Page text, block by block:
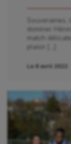
dominer
match
plaisir […]
Le 6 avril 2022